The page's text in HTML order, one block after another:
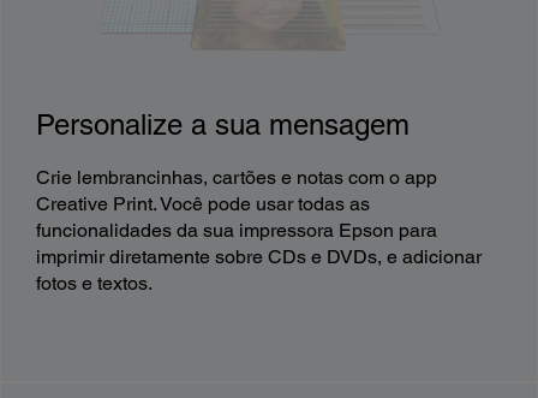
Personalize a sua mensagem
Crie lembrancinhas, cartões e notas com o app
Creative Print. Você pode usar todas as
funcionalidades da sua impressora Epson para
imprimir diretamente sobre CDs e DVDs, e adicionar
fotos e textos.